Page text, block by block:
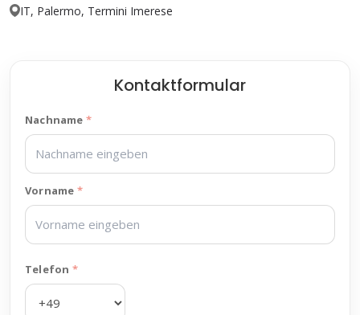
IT, Palermo, Termini Imerese
Kontaktformular
Nachname
Vorname
Telefon